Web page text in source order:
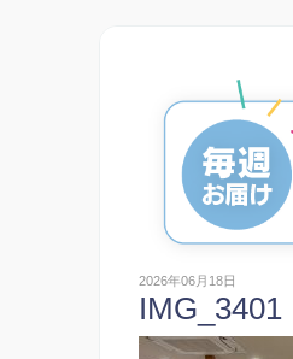
2026年06月18日
IMG_3401